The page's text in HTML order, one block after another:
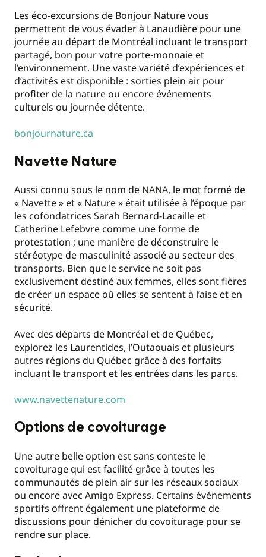
Les éco-excursions de Bonjour Nature vous
permettent de vous évader à Lanaudière pour une
journée au départ de Montréal incluant le transport
partagé, bon pour votre porte-monnaie et
l’environnement. Une vaste variété d’expériences et
d’activités est disponible : sorties plein air pour
profiter de la nature ou encore événements
culturels ou journée détente.
bonjournature.ca
Navette Nature
Aussi connu sous le nom de NANA, le mot formé de
« Navette » et « Nature » était utilisée à l’époque par
les cofondatrices Sarah Bernard-Lacaille et
Catherine Lefebvre comme une forme de
protestation ; une manière de déconstruire le
stéréotype de masculinité associé au secteur des
transports. Bien que le service ne soit pas
exclusivement destiné aux femmes, elles sont fières
de créer un espace où elles se sentent à l’aise et en
sécurité.
Avec des départs de Montréal et de Québec,
explorez les Laurentides, l’Outaouais et plusieurs
autres régions du Québec grâce à des forfaits
incluant le transport et les entrées dans les parcs.
www.navettenature.com
Options de covoiturage
Une autre belle option est sans conteste le
covoiturage qui est facilité grâce à toutes les
communautés de plein air sur les réseaux sociaux
ou encore avec Amigo Express. Certains événements
sportifs offrent également une plateforme de
discussions pour dénicher du covoiturage pour se
rendre sur place.